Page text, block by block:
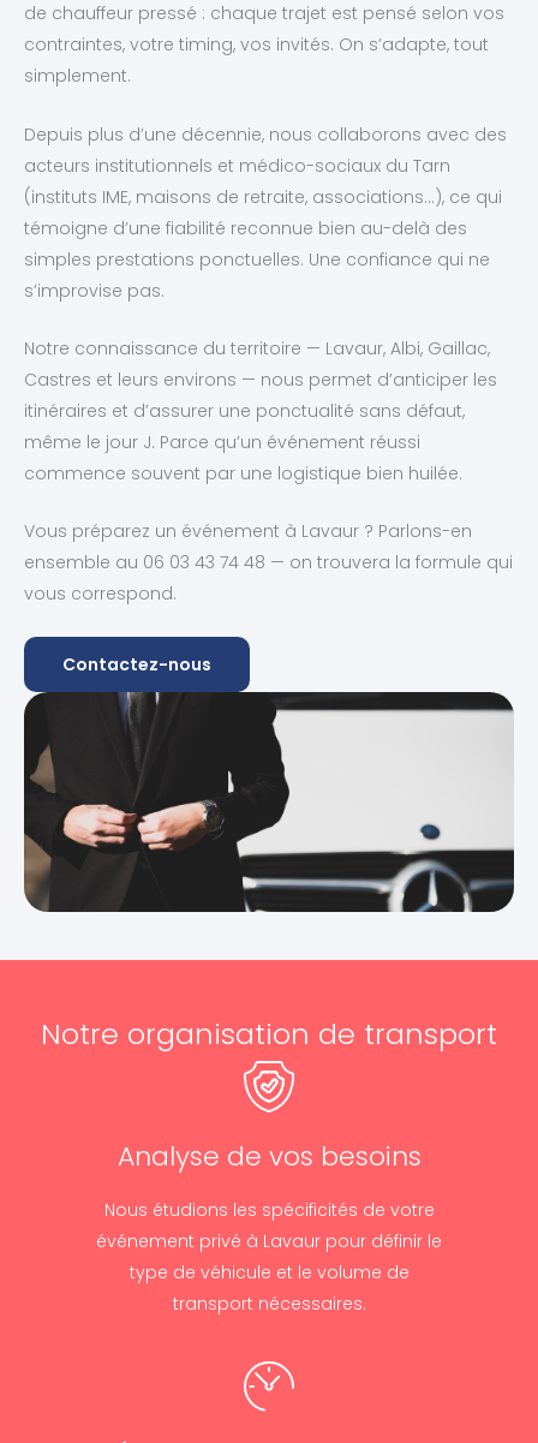
de chauffeur pressé : chaque trajet est pensé selon vos
contraintes, votre timing, vos invités. On s’adapte, tout
simplement.
Depuis plus d’une décennie, nous collaborons avec des
acteurs institutionnels et médico-sociaux du Tarn
(instituts IME, maisons de retraite, associations…), ce qui
témoigne d’une fiabilité reconnue bien au-delà des
simples prestations ponctuelles. Une confiance qui ne
s’improvise pas.
Notre connaissance du territoire — Lavaur, Albi, Gaillac,
Castres et leurs environs — nous permet d’anticiper les
itinéraires et d’assurer une ponctualité sans défaut,
même le jour J. Parce qu’un événement réussi
commence souvent par une logistique bien huilée.
Vous préparez un événement à Lavaur ? Parlons-en
ensemble au 06 03 43 74 48 — on trouvera la formule qui
vous correspond.
Contactez-nous
Notre organisation de transport
Analyse de vos besoins
Nous étudions les spécificités de votre
événement privé à Lavaur pour définir le
type de véhicule et le volume de
transport nécessaires.